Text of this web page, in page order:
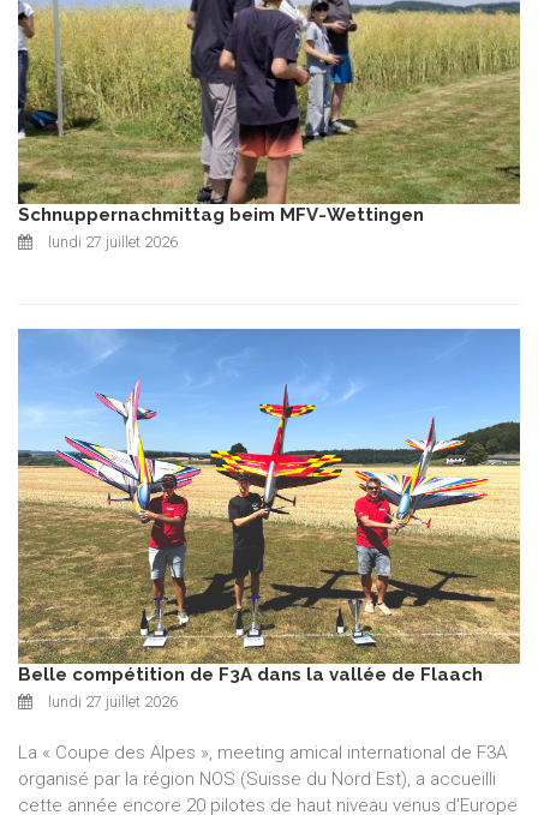
Schnuppernachmittag beim MFV-Wettingen
lundi 27 juillet 2026
Belle compétition de F3A dans la vallée de Flaach
lundi 27 juillet 2026
La « Coupe des Alpes », meeting amical international de F3A
organisé par la région NOS (Suisse du Nord Est), a accueilli
cette année encore 20 pilotes de haut niveau venus d'Europe